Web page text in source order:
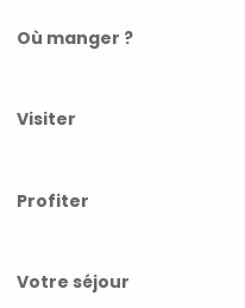
Où manger ?
Visiter
Profiter
Votre séjour